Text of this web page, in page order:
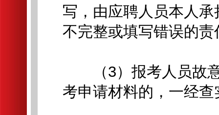
写，由应聘人员本人
不完整或填写错误的责
（3）报考人员故意
考申请材料的，一经